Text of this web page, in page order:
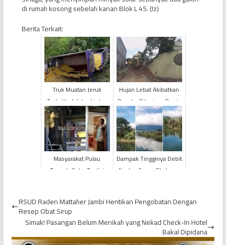
di rumah kosong sebelah kanan Blok L 45. (Iz)
Berita Terkait:
Truk Muatan Jeruk
Terbalik di Jalan Lintas
Jambi-Muara Bulian,
Sopir dan Penumpang
Ce...
Hujan Lebat Akibatkan
Bangko Diterjang Banjir
dan Longsor
Masyarakat Pulau
Tengah Gelar Tradisi
Dampak Tingginya Debit
Air dan Cuaca Ekstrem,
RSUD Raden Mattaher Jambi Hentikan Pengobatan Dengan
Resep Obat Sirup
Simak! Pasangan Belum Menikah yang Nekad Check-In Hotel
Bakal Dipidana